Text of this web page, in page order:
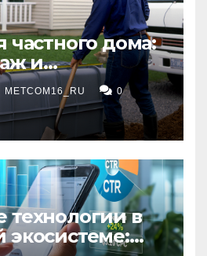
частного дома:
и
автономной
METCOM16_RU 0
в